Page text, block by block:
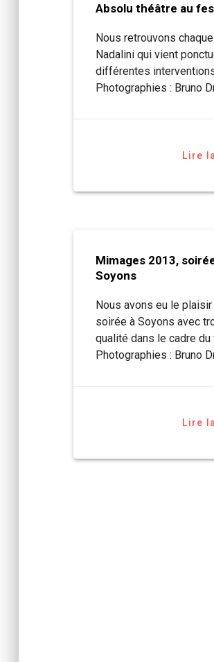
Absolu théâtre au
Nous retrouvons
Nadalini qui vient
différentes
Photographies : Bruno
Lire
Mimages 2013,
Soyons
Nous avons eu le
soirée à Soyons avec
qualité dans le cadre
Photographies : Bruno
Lire